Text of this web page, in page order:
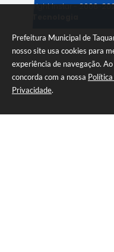
Prefeitura Municipal de
nosso site usa cookies para
experiência de navegação.
concorda com a nossa
Privacidade.
© Copyright Instar - 2006-